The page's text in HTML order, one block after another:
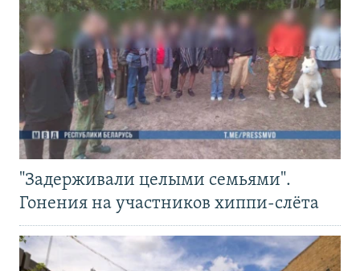
"Задерживали целыми семьями".
Гонения на участников хиппи-слёта